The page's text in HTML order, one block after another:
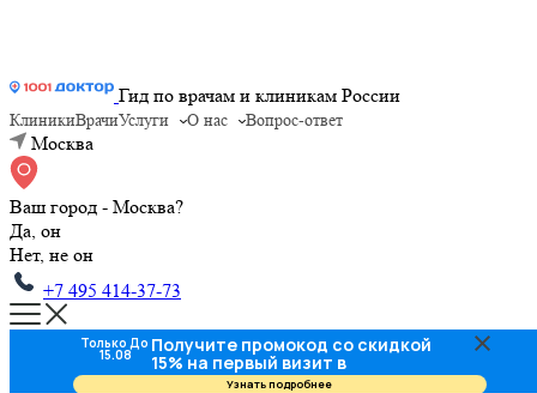
Гид по врачам и клиникам России
КлиникиВрачиУслуги О нас Вопрос-ответ
Москва
Ваш город - Москва?
Да, он
Нет, не он
+7 495 414-37-73
Только До
15.08 Получите промокод со скидкой
15% на первый визит в
стоматологию
Узнать подробнее